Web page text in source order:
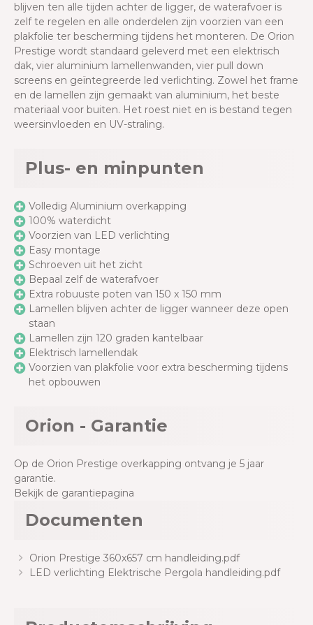
blijven ten alle tijden achter de ligger, de waterafvoer is
zelf te regelen en alle onderdelen zijn voorzien van een
plakfolie ter bescherming tijdens het monteren. De Orion
Prestige wordt standaard geleverd met een elektrisch
dak, vier aluminium lamellenwanden, vier pull down
screens en geïntegreerde led verlichting. Zowel het frame
en de lamellen zijn gemaakt van aluminium, het beste
materiaal voor buiten. Het roest niet en is bestand tegen
weersinvloeden en UV-straling.
Plus- en minpunten
Volledig Aluminium overkapping
100% waterdicht
Voorzien van LED verlichting
Easy montage
Schroeven uit het zicht
Bepaal zelf de waterafvoer
Extra robuuste poten van 150 x 150 mm
Lamellen blijven achter de ligger wanneer deze open
staan
Lamellen zijn 120 graden kantelbaar
Elektrisch lamellendak
Voorzien van plakfolie voor extra bescherming tijdens
het opbouwen
Orion - Garantie
Op de Orion Prestige overkapping ontvang je 5 jaar
garantie.
Bekijk de garantiepagina
Documenten
Orion Prestige 360x657 cm handleiding.pdf
LED verlichting Elektrische Pergola handleiding.pdf